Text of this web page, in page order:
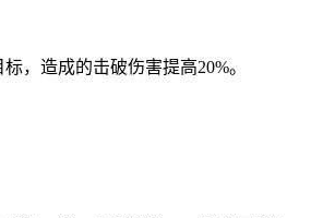
，造成的击破伤害提高20%。